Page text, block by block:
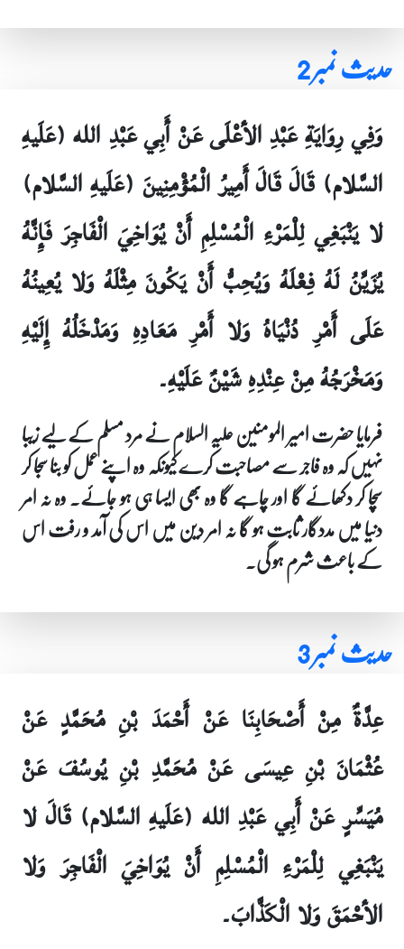
حدیث نمبر 2
وَفِي رِوَايَةِ عَبْدِ الأعْلَى عَنْ أَبِي عَبْدِ الله (عَلَيهِ
السَّلام) قَالَ قَالَ أَمِيرُ الْمُؤْمِنِينَ (عَلَيهِ السَّلام)
لا يَنْبَغِي لِلْمَرْءِ الْمُسْلِمِ أَنْ يُوَاخِيَ الْفَاجِرَ فَإِنَّهُ
يُزَيِّنُ لَهُ فِعْلَهُ وَيُحِبُّ أَنْ يَكُونَ مِثْلَهُ وَلا يُعِينُهُ
عَلَى أَمْرِ دُنْيَاهُ وَلا أَمْرِ مَعَادِهِ وَمَدْخَلُهُ إِلَيْهِ
وَمَخْرَجُهُ مِنْ عِنْدِهِ شَيْنٌ عَلَيْهِ۔
فرمایا حضرت امیر المومنین علیہ السلام نے مرد مسلم کے لیے زیبا
نہیں کہ وہ فاجر سے مصاحبت کرے کیونکہ وہ اپنے عمل کو بنا سجا کر
سچا کر دکھائے گا اور چاہے گا وہ بھی ایسا ہی ہو جائے۔ وہ نہ امر
دنیا میں مددگار ثابت ہو گا نہ امر دین میں اس کی آمد و رفت اس
کے باعث شرم ہو گی۔
حدیث نمبر 3
عِدَّةٌ مِنْ أَصْحَابِنَا عَنْ أَحْمَدَ بْنِ مُحَمَّدٍ عَنْ
عُثْمَانَ بْنِ عِيسَى عَنْ مُحَمَّدِ بْنِ يُوسُفَ عَنْ
مُيَسِّرٍ عَنْ أَبِي عَبْدِ الله (عَلَيهِ السَّلام) قَالَ لا
يَنْبَغِي لِلْمَرْءِ الْمُسْلِمِ أَنْ يُوَاخِيَ الْفَاجِرَ وَلا
الأحْمَقَ وَلا الْكَذَّابَ۔